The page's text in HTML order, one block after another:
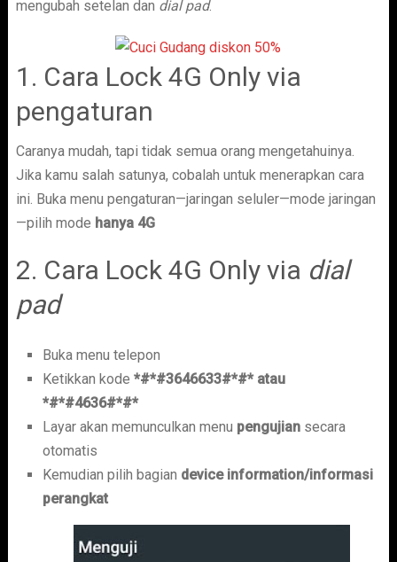
mengubah setelan dan dial pad.
1. Cara Lock 4G Only via
pengaturan
Caranya mudah, tapi tidak semua orang mengetahuinya.
Jika kamu salah satunya, cobalah untuk menerapkan cara
ini. Buka menu pengaturan—jaringan seluler—mode jaringan
—pilih mode hanya 4G
2. Cara Lock 4G Only via dial
pad
Buka menu telepon
Ketikkan kode *#*#3646633#*#* atau
*#*#4636#*#*
Layar akan memunculkan menu pengujian secara
otomatis
Kemudian pilih bagian device information/informasi
perangkat